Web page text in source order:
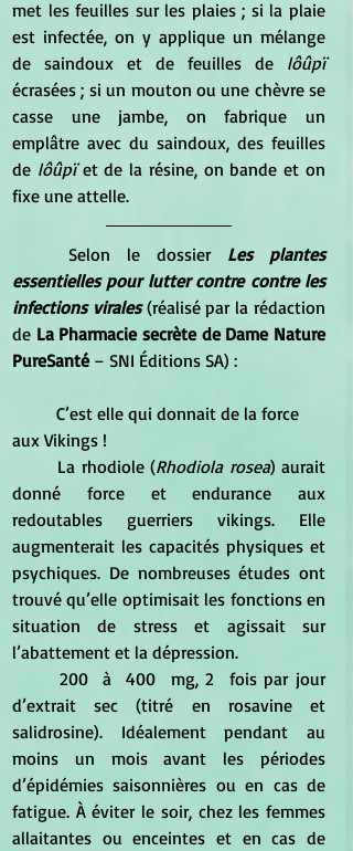
met les feuilles sur les plaies ; si la plaie
est infectée, on y applique un mélange
de saindoux et de feuilles de lôûpï
écrasées ; si un mouton ou une chèvre se
casse une jambe, on fabrique un
emplâtre avec du saindoux, des feuilles
de lôûpï et de la résine, on bande et on
fixe une attelle.
	Selon le dossier
Les plantes
essentielles pour lutter contre contre les
infections virales (réalisé par la rédaction
de La Pharmacie secrète de Dame Nature
PureSanté – SNI Éditions SA) :
aux Vikings !
	La rhodiole (
Rhodiola rosea) aurait
donné force et endurance aux
redoutables guerriers vikings. Elle
augmenterait les capacités physiques et
psychiques. De nombreuses études ont
trouvé qu’elle optimisait les fonctions en
situation de stress et agissait sur
l’abattement et la dépression.
d’extrait sec (titré en rosavine et
salidrosine). Idéalement pendant au
moins un mois avant les périodes
d’épidémies saisonnières ou en cas de
fatigue. À éviter le soir, chez les femmes
allaitantes ou enceintes et en cas de